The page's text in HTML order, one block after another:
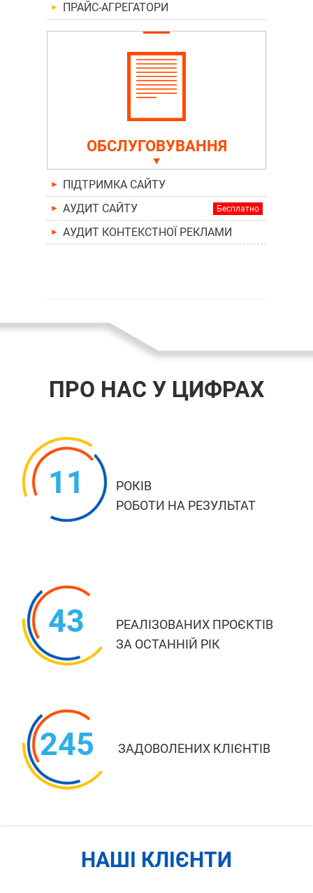
► ПРАЙС-АГРЕГАТОРИ
ОБСЛУГОВУВАННЯ
► ПІДТРИМКА САЙТУ
► АУДИТ САЙТУ
► АУДИТ КОНТЕКСТНОЇ РЕКЛАМИ
ПРО НАС У ЦИФРАХ
11
РОКІВ
РОБОТИ НА РЕЗУЛЬТАТ
43
РЕАЛІЗОВАНИХ ПРОЄКТІВ
ЗА ОСТАННІЙ РІК
245 ЗАДОВОЛЕНИХ КЛІЄНТІВ
НАШІ КЛІЄНТИ